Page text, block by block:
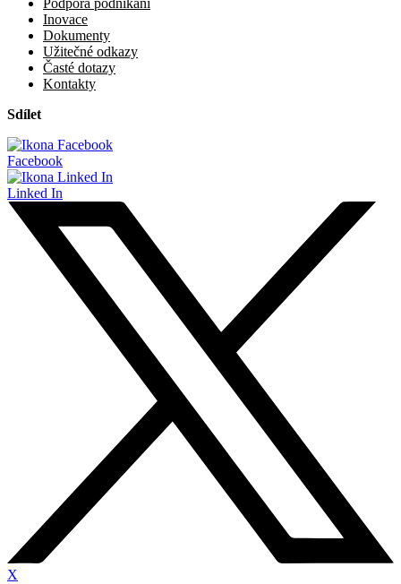
Inovace
Dokumenty
Užitečné odkazy
Časté dotazy
Kontakty
Sdílet
Facebook
Linked In
X